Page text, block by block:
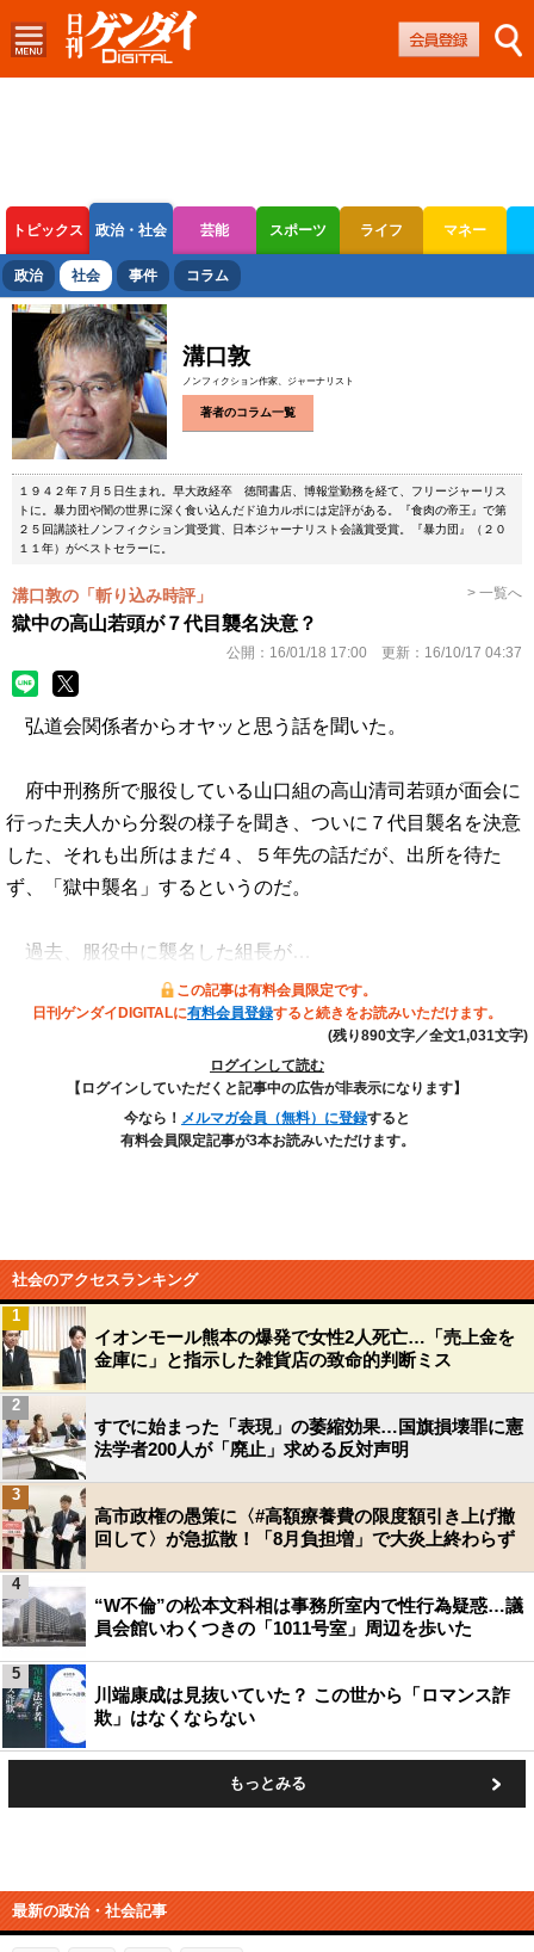
トピックス 政治・社会 芸能 スポーツ ライフ マネー
ボートレース 競輪 オートレース
政治 社会 事件 コラム
溝口敦
ノンフィクション作家、ジャーナリスト
著者のコラム一覧
１９４２年７月５日生まれ。早大政経卒 徳間書店、博報堂勤務を経て、フリージャーリス
トに。暴力団や闇の世界に深く食い込んだド迫力ルポには定評がある。『食肉の帝王』で第
２５回講談社ノンフィクション賞受賞、日本ジャーナリスト会議賞受賞。『暴力団』（２０
１１年）がベストセラーに。
溝口敦の「斬り込み時評」 > 一覧へ
獄中の高山若頭が７代目襲名決意？
公開： 16/01/18 17:00 更新： 16/10/17 04:37
弘道会関係者からオヤッと思う話を聞いた。
府中刑務所で服役している山口組の高山清司若頭が面会に
行った夫人から分裂の様子を聞き、ついに７代目襲名を決意
した、それも出所はまだ４、５年先の話だが、出所を待た
ず、「獄中襲名」するというのだ。
過去、服役中に襲名した組長が…
この記事は有料会員限定です。
日刊ゲンダイDIGITALに有料会員登録すると続きをお読みいただけます。
(残り890文字／全文1,031文字)
ログインして読む
【ログインしていただくと記事中の広告が非表示になります】
今なら！ メルマガ会員（無料）に登録すると
有料会員限定記事が3本お読みいただけます。
社会のアクセスランキング
イオンモール熊本の爆発で女性2人死亡…「売上金を
金庫に」と指示した雑貨店の致命的判断ミス
1
すでに始まった「表現」の萎縮効果…国旗損壊罪に憲
法学者200人が「廃止」求める反対声明
2
高市政権の愚策に〈#高額療養費の限度額引き上げ撤
回して〉が急拡散！「8月負担増」で大炎上終わらず
3
“W不倫”の松本文科相は事務所室内で性行為疑惑…議
員会館いわくつきの「1011号室」周辺を歩いた
4
川端康成は見抜いていた？ この世から「ロマンス詐
欺」はなくならない
5
もっとみる
最新の政治・社会記事